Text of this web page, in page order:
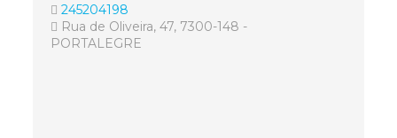
245204198
Rua de Oliveira, 47, 7300-148 -
PORTALEGRE